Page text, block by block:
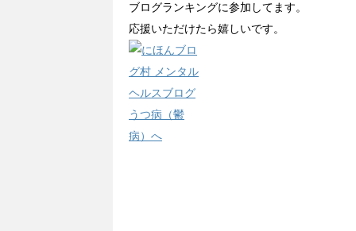
ブログランキングに参加してます。
応援いただけたら嬉しいです。